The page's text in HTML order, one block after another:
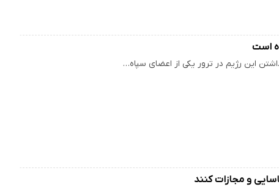
است
این رژیم در ترور یکی از اعضای سپاه…
و مجازات کنند